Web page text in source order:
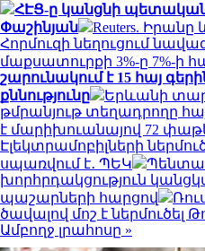
ՀԷՑ-ը կանցնի
Փաշինյան
Reuters.
Հորմուզի նեղուցում
մաքսատուրքի 3%-ը 7%-ի
շարունակում է 15 հայ
քննությունը
Երևանի
թմրանյութ տեղադրողը
է մարիխուանայով 72
Էլեկտրամոբիլների
սպառվում է․ ՊԵԿ
խորհրդակցություն
պաշարների հարցով
ծավալով մոշ է ներմուծել
Ամբողջ լրահոսը »